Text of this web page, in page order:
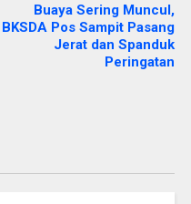
Buaya Sering Muncul,
BKSDA Pos Sampit Pasang
Jerat dan Spanduk
Peringatan